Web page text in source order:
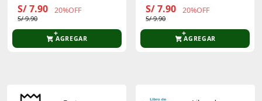
S/ 7.90 20%OFF
S/ 9.90
AGREGAR
S/ 7.90 20%OFF
S/ 9.90
AGREGAR